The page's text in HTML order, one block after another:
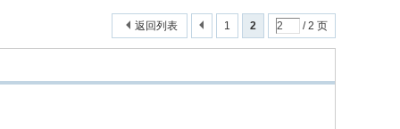
1 2 / 2 页
返回列表